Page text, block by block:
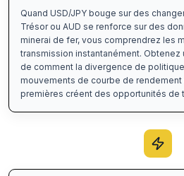
Quand USD/JPY bouge sur des
Trésor ou AUD se renforce sur des
minerai de fer, vous comprendrez les
transmission instantanément. Obtenez
de comment la divergence de
mouvements de courbe de
premières créent des opportunités de